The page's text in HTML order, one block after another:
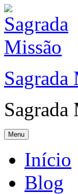
Sagrada
Sagrada
Menu
Início
Blog